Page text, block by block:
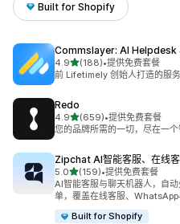
Built for Shopify
Commslayer: AI Helpdesk
4.9星（满分 5 星）
(188)
总共 188 条评论
•提供免费套餐
前 Lifetimely 创始人打造的服
Redo
4.9星（满分 5 星）
(659)
总共 659 条评论
•提供免费套餐
您的品牌所需的一切，尽在一个
Zipchat AI智能客服、在线
5.0星（满分 5 星）
(159)
总共 159 条评论
•提供免费套餐
AI智能客服与聊天机器人，自
单，覆盖在线客服、
Built for Shopify